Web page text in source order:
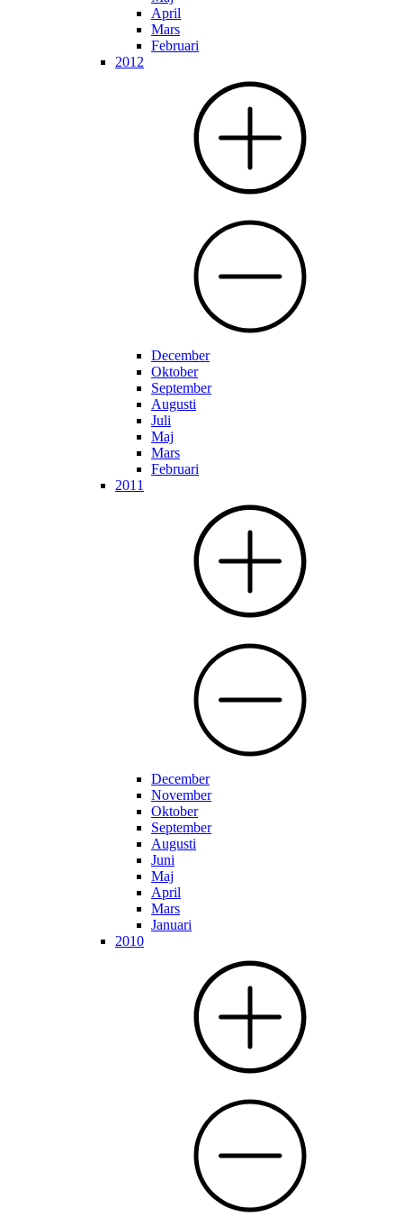
April
Mars
Februari
2012
December
Oktober
September
Augusti
Juli
Maj
Mars
Februari
2011
December
November
Oktober
September
Augusti
Juni
Maj
April
Mars
Januari
2010